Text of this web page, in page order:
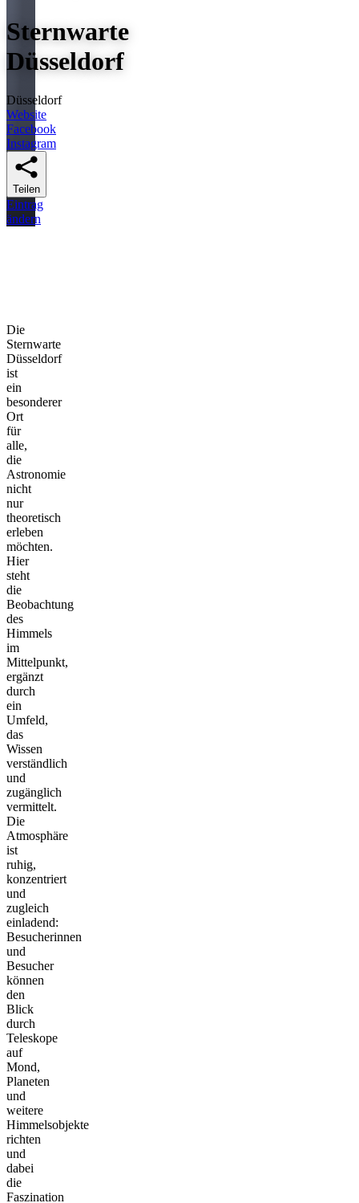
Sternwarte
Düsseldorf
Düsseldorf
Website
Facebook
Instagram
Teilen
Eintrag
ändern
Die
Sternwarte
Düsseldorf
ist
ein
besonderer
Ort
für
alle,
die
Astronomie
nicht
nur
theoretisch
erleben
möchten.
Hier
steht
die
Beobachtung
des
Himmels
im
Mittelpunkt,
ergänzt
durch
ein
Umfeld,
das
Wissen
verständlich
und
zugänglich
vermittelt.
Die
Atmosphäre
ist
ruhig,
konzentriert
und
zugleich
einladend:
Besucherinnen
und
Besucher
können
den
Blick
durch
Teleskope
auf
Mond,
Planeten
und
weitere
Himmelsobjekte
richten
und
dabei
die
Faszination